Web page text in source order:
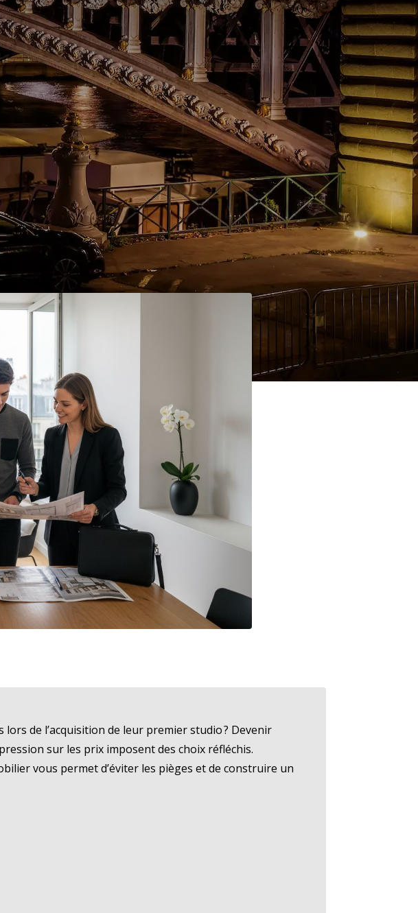
de l’acquisition de leur premier studio ? Devenir
sur les prix imposent des choix réfléchis.
vous permet d’éviter les pièges et de construire un